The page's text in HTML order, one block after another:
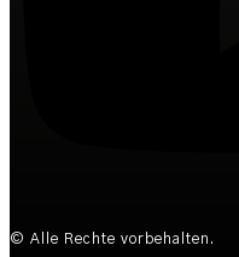
© Alle Rechte vorbehalten.